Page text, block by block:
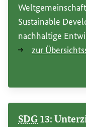
Sustainable
nachhaltige
zur
SDG 13: